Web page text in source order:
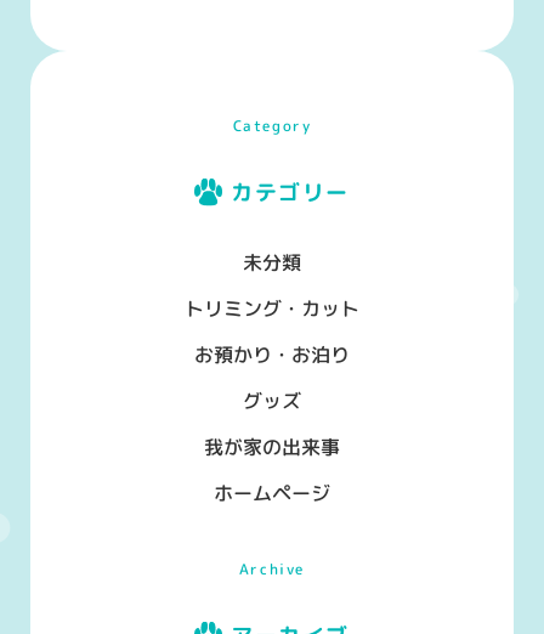
Category
カテゴリー
未分類
トリミング・カット
お預かり・お泊り
グッズ
我が家の出来事
ホームページ
Archive